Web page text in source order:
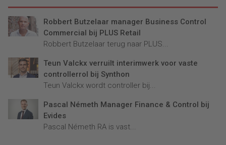
Robbert Butzelaar manager Business Control
Commercial bij PLUS Retail
Robbert Butzelaar terug naar PLUS...
Teun Valckx verruilt interimwerk voor vaste
controllerrol bij Synthon
Teun Valckx wordt controller bij...
Pascal Németh Manager Finance & Control bij
Evides
Pascal Németh RA is vast...